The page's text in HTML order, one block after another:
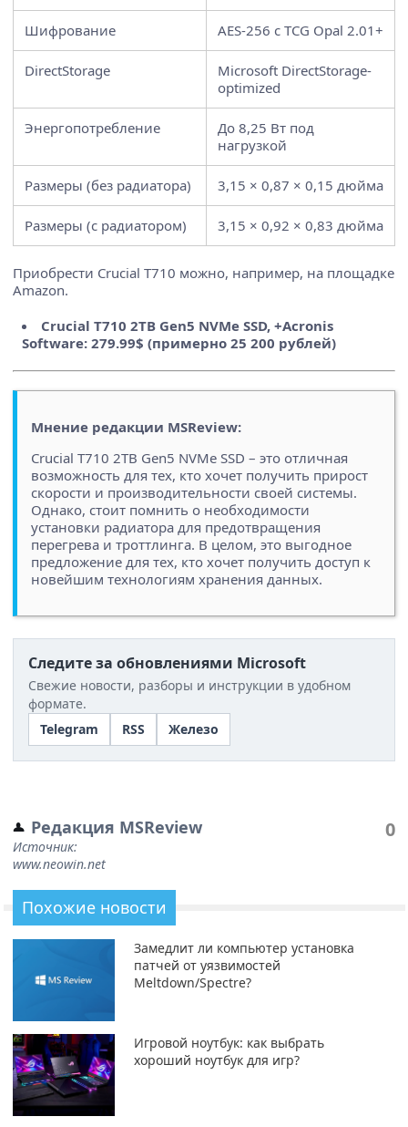
Шифрование AES-256 с TCG Opal 2.01+
DirectStorage
Microsoft DirectStorage-
optimized
Энергопотребление
До 8,25 Вт под
нагрузкой
Размеры (без радиатора) 3,15 × 0,87 × 0,15 дюйма
Размеры (с радиатором) 3,15 × 0,92 × 0,83 дюйма
Приобрести Crucial T710 можно, например, на площадке
Amazon.
Crucial T710 2TB Gen5 NVMe SSD, +Acronis
Software: 279.99$ (примерно 25 200 рублей)
Мнение редакции MSReview:
Crucial T710 2TB Gen5 NVMe SSD – это отличная
возможность для тех, кто хочет получить прирост
скорости и производительности своей системы.
Однако, стоит помнить о необходимости
установки радиатора для предотвращения
перегрева и троттлинга. В целом, это выгодное
предложение для тех, кто хочет получить доступ к
новейшим технологиям хранения данных.
Следите за обновлениями Microsoft
Свежие новости, разборы и инструкции в удобном
формате.
Telegram
RSS Железо
Редакция MSReview
Источник:
www.neowin.net
0
Похожие новости
Замедлит ли компьютер установка
патчей от уязвимостей
Meltdown/Spectre?
Игровой ноутбук: как выбрать
хороший ноутбук для игр?